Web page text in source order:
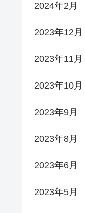
2024年2月
2023年12月
2023年11月
2023年10月
2023年9月
2023年8月
2023年6月
2023年5月